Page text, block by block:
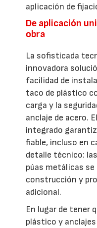
aplicación de
De aplicación
obra
La sofisticada
innovadora
facilidad de
taco de plástico
carga y la
anclaje de acero.
integrado
fiable, incluso en
detalle técnico: las
púas metálicas se
construcción y
adicional.
En lugar de tener
plástico y